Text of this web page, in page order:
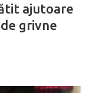
ajutoare
grivne